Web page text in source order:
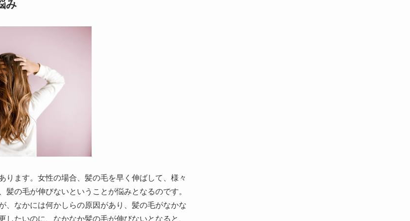
み
ます。女性の場合、髪の毛を早く伸ばして、様々
の毛が伸びないということが悩みとなるのです。
、なかには何かしらの原因があり、髪の毛がなかな
たいのに、なかなか髪の毛が伸びないとなると、